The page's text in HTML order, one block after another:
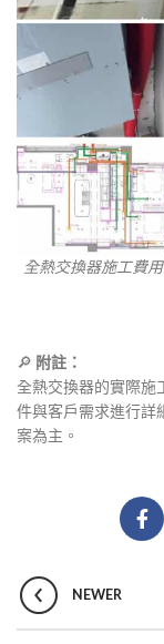
全熱交換器施工費
🔎 附註：
全熱交換器的實際施
件與客戶需求進行詳
案為主。
NEWER